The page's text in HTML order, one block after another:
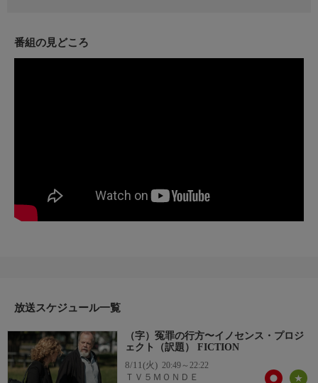
ンは遂にステラにアリバイを明かす。
出演：エミ・シコワン、ギィ・ナドン、ソフィー・ロラン、ブノ
ワ・ブリエール、オードレイ・ロジェ、ほか
番組の見どころ
放送スケジュール一覧
（字）冤罪の行方〜イノセンス・プロジ
ェクト（訳題） FICTION
8/11(火) 20:49～22:22
ＴＶ５ＭＯＮＤＥ